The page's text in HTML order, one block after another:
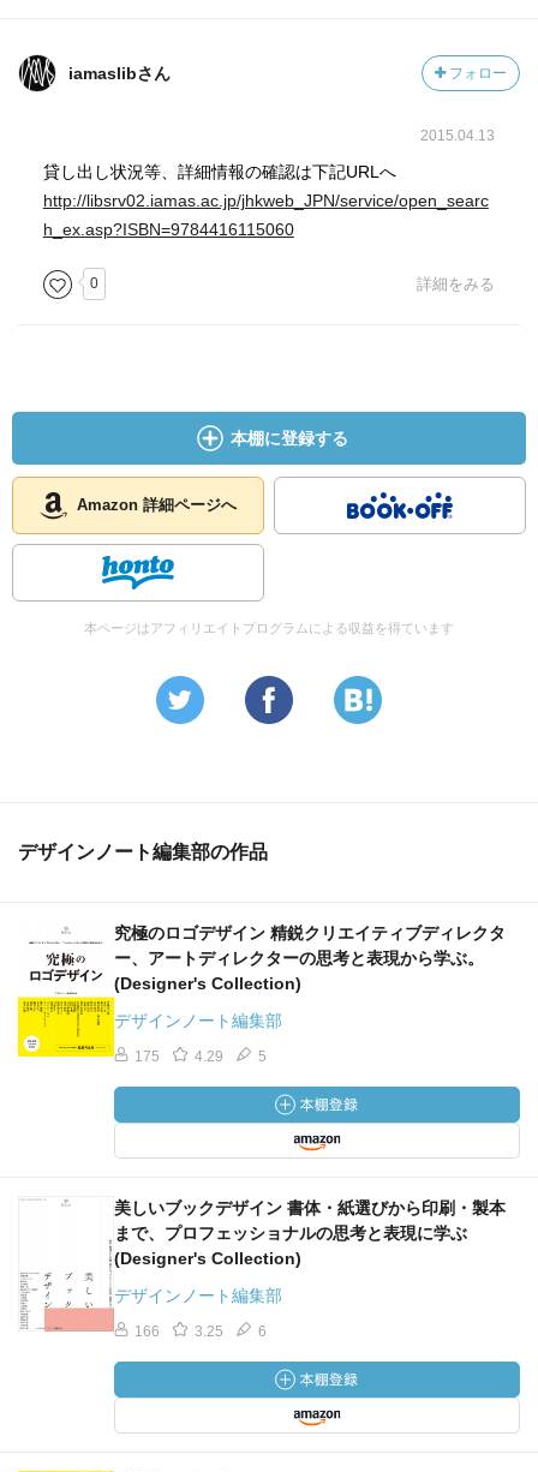
iamaslibさん フォロー
2015.04.13
貸し出し状況等、詳細情報の確認は下記URLへ
http://libsrv02.iamas.ac.jp/jhkweb_JPN/service/open_searc
h_ex.asp?ISBN=9784416115060
0 詳細をみる
本棚に登録する
Amazon 詳細ページへ
本ページはアフィリエイトプログラムによる収益を得ています
デザインノート編集部の作品
究極のロゴデザイン 精鋭クリエイティブディレクタ
ー、アートディレクターの思考と表現から学ぶ。
(Designer's Collection)
デザインノート編集部
175 4.29 5
美しいブックデザイン 書体・紙選びから印刷・製本
まで、プロフェッショナルの思考と表現に学ぶ
(Designer's Collection)
デザインノート編集部
166 3.25 6